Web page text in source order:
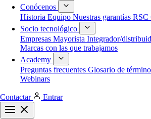
Conócenos
Historia Equipo Nuestras garantías RSC
Socio tecnológico
Empresas Mayorista Integrador/
Marcas con las que trabajamos
Academy
Preguntas frecuentes Glosario de
Webinars
Contactar Entrar